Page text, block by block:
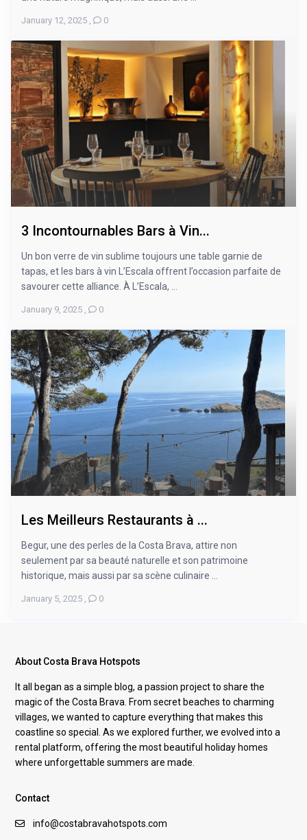
January 12, 2025 , 0
3 Incontournables Bars à Vin...
Un bon verre de vin sublime toujours une table garnie de
tapas, et les bars à vin L’Escala offrent l’occasion parfaite de
savourer cette alliance. À L’Escala, ...
January 9, 2025 , 0
Les Meilleurs Restaurants à ...
Begur, une des perles de la Costa Brava, attire non
seulement par sa beauté naturelle et son patrimoine
historique, mais aussi par sa scène culinaire ...
January 5, 2025 , 0
About Costa Brava Hotspots
It all began as a simple blog, a passion project to share the
magic of the Costa Brava. From secret beaches to charming
villages, we wanted to capture everything that makes this
coastline so special. As we explored further, we evolved into a
rental platform, offering the most beautiful holiday homes
where unforgettable summers are made.
Contact
info@costabravahotspots.com